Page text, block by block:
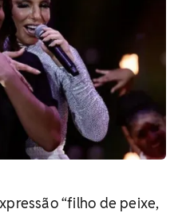
“filho de peixe,